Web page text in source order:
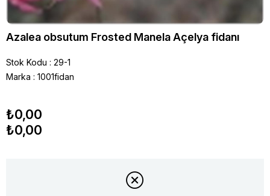
Azalea obsutum Frosted Manela Açelya fidanı
Stok Kodu
29-1
Marka : 1001fidan
₺0,00
₺0,00